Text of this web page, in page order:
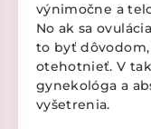
výnimočne a
No ak sa
to byť
otehotnieť. V
gynekológa a
vyšetrenia.